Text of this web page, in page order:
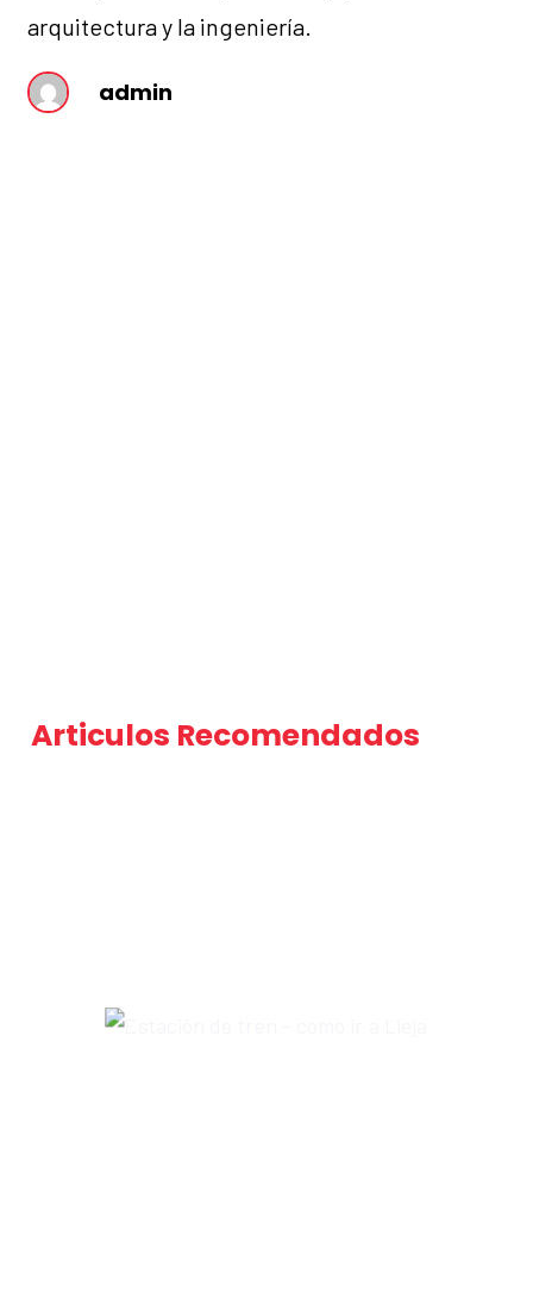
arquitectura y la ingeniería.
admin
Articulos Recomendados